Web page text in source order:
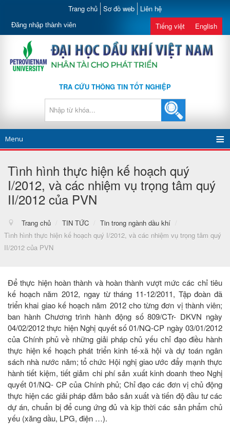
Trang chủ Sơ đồ web Liên hệ
Đăng nhập thành viên Tiếng việt English
TRA CỨU THÔNG TIN TỐT NGHIỆP
Menu
Tình hình thực hiện kế hoạch quý
I/2012, và các nhiệm vụ trọng tâm quý
II/2012 của PVN
Trang chủ / TIN TỨC / Tin trong ngành dầu khí
/
Tình hình thực hiện kế hoạch quý I/2012, và các nhiệm vụ trọng tâm quý
II/2012 của PVN
Để thực hiện hoàn thành và hoàn thành vượt mức các chỉ tiêu
kế hoạch năm 2012, ngay từ tháng 11-12/2011, Tập đoàn đã
triển khai giao kế hoạch năm 2012 cho từng đơn vị thành viên;
ban hành Chương trình hành động số 809/CTr- DKVN ngày
04/02/2012 thực hiện Nghị quyết số 01/NQ-CP ngày 03/01/2012
của Chính phủ về những giải pháp chủ yếu chỉ đạo điều hành
thực hiện kế hoạch phát triển kinh tế-xã hội và dự toán ngân
sách nhà nước năm; tổ chức Hội nghị giao ước đẩy mạnh thực
hành tiết kiệm, tiết giảm chi phí sản xuất kinh doanh theo Nghị
quyết 01/NQ- CP của Chính phủ; Chỉ đạo các đơn vị chủ động
thực hiện các giải pháp đảm bảo sản xuất và tiến độ đầu tư các
dự án, chuẩn bị để cung ứng đủ và kịp thời các sản phẩm chủ
yếu (xăng dầu, LPG, điện …).